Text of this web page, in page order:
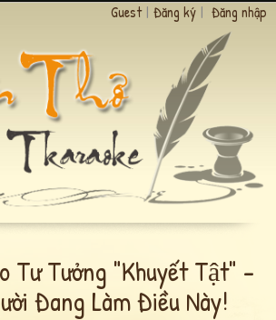
Guest | Đăng ký | Đăng nhập
Tư Tưởng "khuyết Tật" -
Đang Làm Điều Này!